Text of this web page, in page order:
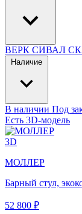
ВЕРК СИВАЛ
Наличие
В наличии Под
Есть 3D-модель
3D
МОЛЛЕР
Барный стул,
52 800 ₽